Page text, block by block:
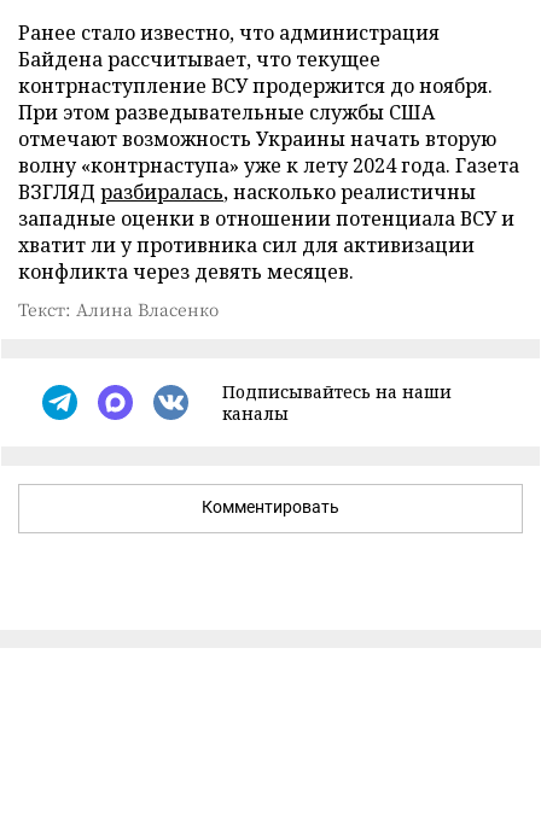
Ранее стало известно, что администрация
Байдена рассчитывает, что текущее
контрнаступление ВСУ продержится до ноября.
При этом разведывательные службы США
отмечают возможность Украины начать вторую
волну «контрнаступа» уже к лету 2024 года. Газета
ВЗГЛЯД разбиралась, насколько реалистичны
западные оценки в отношении потенциала ВСУ и
хватит ли у противника сил для активизации
конфликта через девять месяцев.
Текст: Алина Власенко
Подписывайтесь на наши
каналы
Комментировать